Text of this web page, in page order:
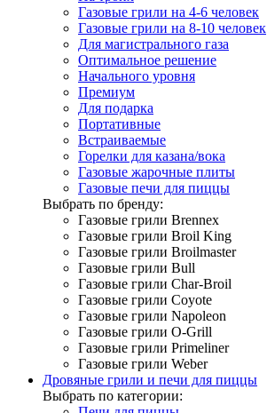
Газовые грили на 4-6 человек
Газовые грили на 8-10 человек
Для магистрального газа
Оптимальное решение
Начального уровня
Премиум
Для подарка
Портативные
Встраиваемые
Горелки для казана/вока
Газовые жарочные плиты
Газовые печи для пиццы
Выбрать по бренду:
Газовые грили Brennex
Газовые грили Broil King
Газовые грили Broilmaster
Газовые грили Bull
Газовые грили Char-Broil
Газовые грили Coyote
Газовые грили Napoleon
Газовые грили O-Grill
Газовые грили Primeliner
Газовые грили Weber
Дровяные грили и печи для пиццы
Выбрать по категории: